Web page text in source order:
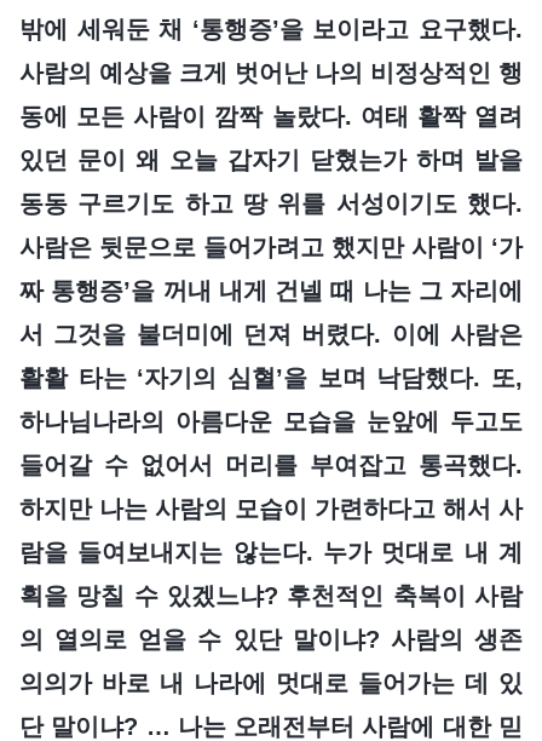
밖에 세워둔 채 ‘통행증’을 보이라고 요구했다.
사람의 예상을 크게 벗어난 나의 비정상적인 행
동에 모든 사람이 깜짝 놀랐다. 여태 활짝 열려
있던 문이 왜 오늘 갑자기 닫혔는가 하며 발을
동동 구르기도 하고 땅 위를 서성이기도 했다.
사람은 뒷문으로 들어가려고 했지만 사람이 ‘가
짜 통행증’을 꺼내 내게 건넬 때 나는 그 자리에
서 그것을 불더미에 던져 버렸다. 이에 사람은
활활 타는 ‘자기의 심혈’을 보며 낙담했다. 또,
하나님나라의 아름다운 모습을 눈앞에 두고도
들어갈 수 없어서 머리를 부여잡고 통곡했다.
하지만 나는 사람의 모습이 가련하다고 해서 사
람을 들여보내지는 않는다. 누가 멋대로 내 계
획을 망칠 수 있겠느냐? 후천적인 축복이 사람
의 열의로 얻을 수 있단 말이냐? 사람의 생존
의의가 바로 내 나라에 멋대로 들어가는 데 있
단 말이냐? … 나는 오래전부터 사람에 대한 믿